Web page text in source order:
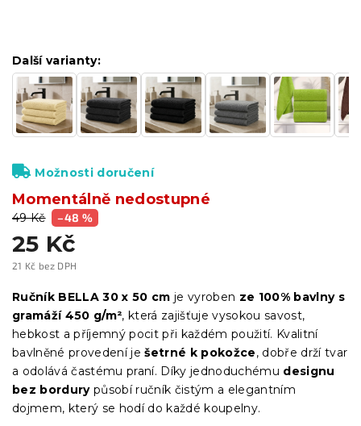
49 Kč –48 %
25 Kč
21 Kč bez DPH
cena:
Momentálně nedostupné
Další varianty:
Možnosti doručení
Ručník BELLA 30 x 50 cm je vyroben ze 100% bavlny s
gramáží 450 g/m², která zajišťuje vysokou savost,
hebkost a příjemný pocit při každém použití. Kvalitní
bavlněné provedení ješetrné k pokožce, dobře drží tvar
a odolává častému praní. Díky jednoduchému designu
bez bordurypůsobí ručník čistým a elegantním
dojmem, který se hodí do každé koupelny.